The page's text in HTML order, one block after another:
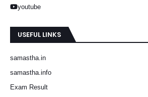
youtube
USEFUL LINKS
samastha.in
samastha.info
Exam Result